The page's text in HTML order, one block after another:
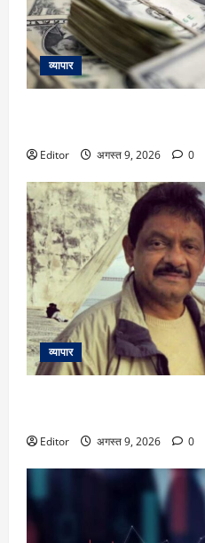
व्यापार
Editor अगस्त 9, 2026 0
व्यापार
Editor अगस्त 9, 2026 0